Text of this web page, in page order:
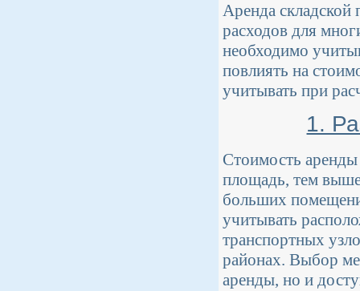
Аренда складской
расходов для
необходимо
повлиять на
учитывать при
1.
Стоимость
площадь, тем
больших
учитывать
транспортных
районах. Выбор
аренды, но и